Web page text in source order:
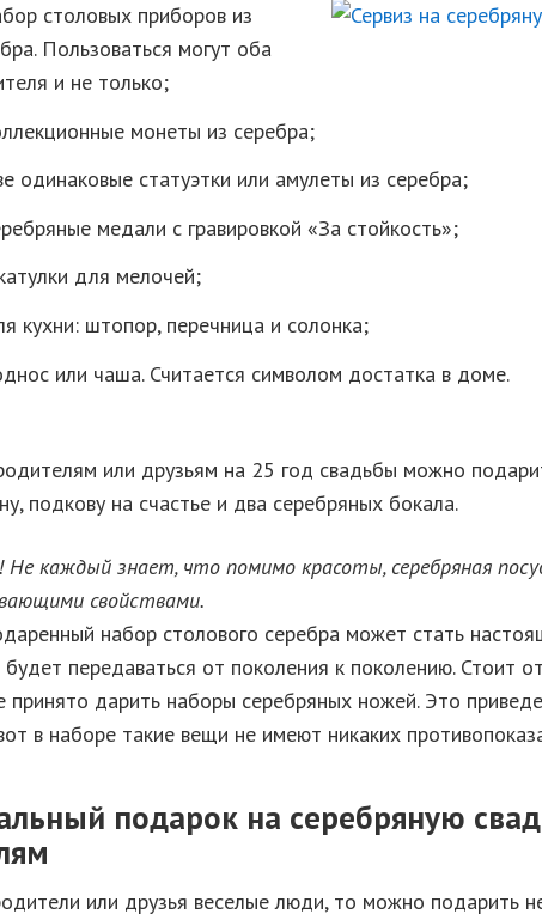
столовых приборов из
Пользоваться могут оба
и не только;
монеты из серебра;
одинаковые статуэтки или амулеты из серебра;
медали с гравировкой «За стойкость»;
для мелочей;
кухни: штопор, перечница и солонка;
или чаша. Считается символом достатка в доме.
или друзьям на 25 год свадьбы можно
подкову на счастье и два серебряных бокала.
каждый знает, что помимо красоты, серебряная
свойствами.
набор столового серебра может стать
будет передаваться от поколения к поколению. Стоит
принято дарить наборы серебряных ножей. Это
в наборе такие вещи не имеют никаких
подарок на серебряную
или друзья веселые люди, то можно подарить